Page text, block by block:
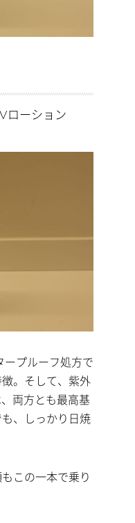
ーション
ープルーフ処方で
。そして、紫外
両方とも最高基
、しっかり日焼
この一本で乗り